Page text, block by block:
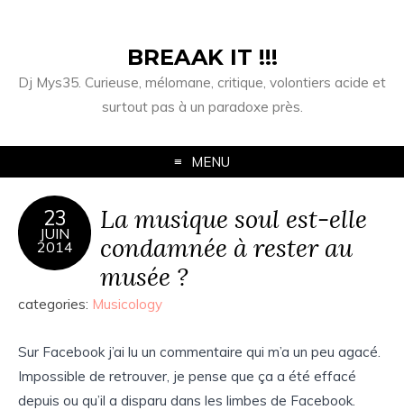
BREAAK IT !!!
Dj Mys35. Curieuse, mélomane, critique, volontiers acide et
surtout pas à un paradoxe près.
MENU
23
JUIN
2014
La musique soul est-elle
condamnée à rester au
musée ?
categories: Musicology
Sur Facebook j’ai lu un commentaire qui m’a un peu agacé.
Impossible de retrouver, je pense que ça a été effacé
depuis ou qu’il a disparu dans les limbes de Facebook.